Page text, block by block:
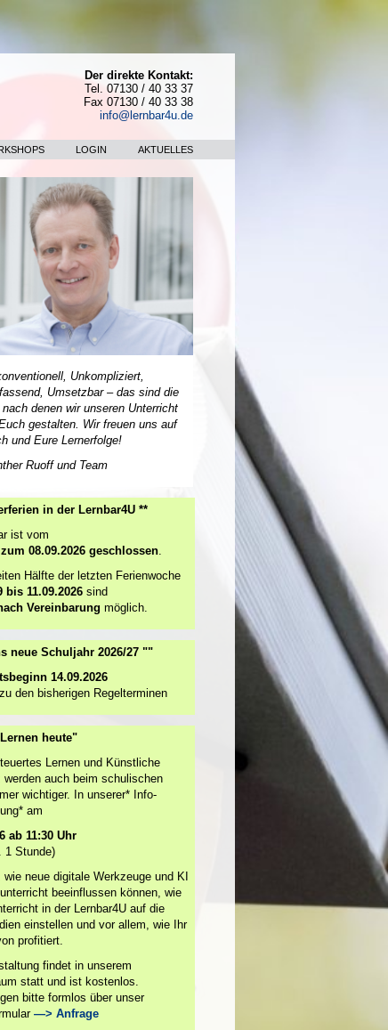
Der direkte Kontakt:
Tel. 07130 / 40 33 37
Fax 07130 / 40 33 38
info@lernbar4u.de
LOGIN AKTUELLES
Unkompliziert,
Umsetzbar – das sind die
nach denen wir unseren Unterricht
gestalten. Wir freuen uns auf
und Eure Lernerfolge!
Ruoff und Team
in der Lernbar4U **
ist vom
08.09.2026 geschlossen
Hälfte der letzten Ferienwoche
bis 11.09.2026 sind
Vereinbarung möglich.
neue Schuljahr 2026/27 ""
14.09.2026
den bisherigen Regelterminen
heute"
Lernen und Künstliche
werden auch beim schulischen
wichtiger. In unserer* Info-
am
ab 11:30 Uhr
1 Stunde)
wie neue digitale Werkzeuge und KI
beeinflussen können, wie
in der Lernbar4U auf die
einstellen und vor allem, wie Ihr
profitiert.
findet in unserem
statt und ist kostenlos.
bitte formlos über unser
—> Anfrage